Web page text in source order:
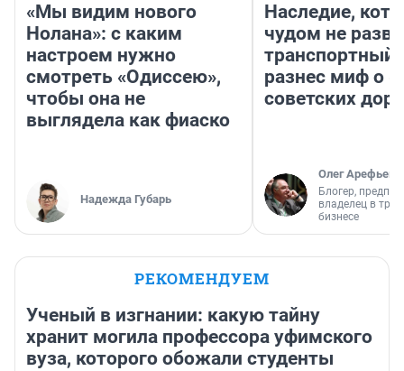
«Мы видим нового
Нолана»: с каким
настроем нужно
смотреть «Одиссею»,
чтобы она не
выглядела как фиаско
Надежда Губарь
Наследие,
чудом не
транспортный
разнес миф о
советских
Олег Арефьев
Блогер,
владелец в
бизнесе
РЕКОМЕНДУЕМ
Ученый в изгнании: какую тайну
хранит могила профессора уфимского
вуза, которого обожали студенты